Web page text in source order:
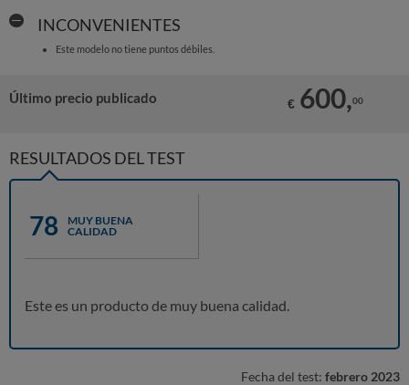
INCONVENIENTES
Este modelo no tiene puntos débiles.
Último precio publicado € 600,00
RESULTADOS DEL TEST
78
MUY BUENA
CALIDAD
Este es un producto de muy buena calidad.
Fecha del test: febrero 2023